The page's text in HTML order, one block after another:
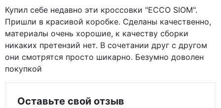
Купил себе недавно эти кроссовки "ECCO SIOM".
Пришли в красивой коробке. Сделаны качественно,
материалы очень хорошие, к качеству сборки
никаких претензий нет. В сочетании друг с другом
они смотрятся просто шикарно. Безумно доволен
покупкой
Оставьте свой отзыв